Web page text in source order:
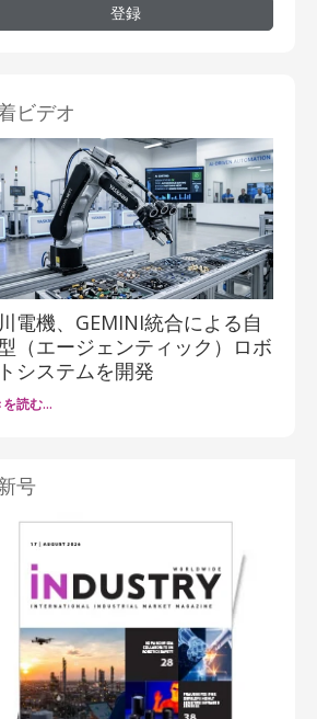
登録
ビデオ
電機、GEMINI統合による自
（エージェンティック）ロボ
システムを開発
を読む…
号